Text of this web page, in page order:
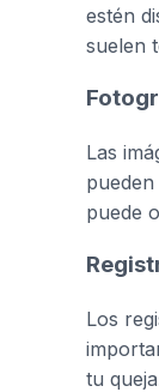
estén
suelen
Las
puede
Los
tu